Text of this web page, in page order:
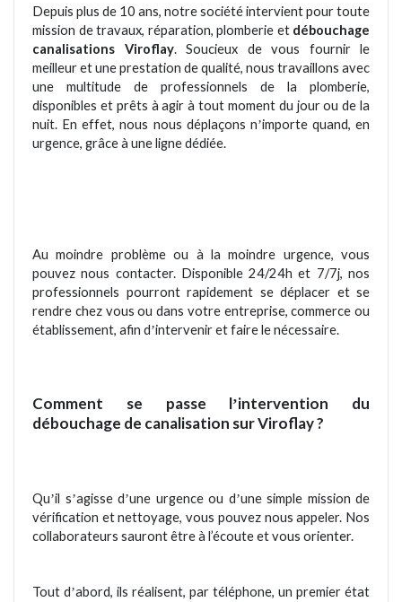
Depuis plus de 10 ans, notre sociétéintervient pour toute
mission de travaux, réparation, plomberie et débouchage
canalisations Viroflay. Soucieux de vous fournir le
meilleur et une prestation de qualité, nous travaillons avec
une multitude de professionnels de la plomberie,
disponibles et prêts à agirà tout moment du jour ou de la
nuit. En effet, nous nous déplaçons n’importe quand, en
urgence, grâce à une ligne dédiée.
Au moindre problème ou à la moindre urgence, vous
pouvez nous contacter. Disponible24/24h et 7/7j, nos
professionnels pourront rapidement se déplacer et se
rendre chez vous ou dans votre entreprise, commerce ou
établissement, afin d’intervenir etfaire le nécessaire.
Comment se passe l’intervention du
débouchage de canalisation surViroflay?
Qu’il s’agisse d’une urgence ou d’une simple mission de
vérification et nettoyage, vous pouvez nous appeler. Nos
collaborateurs sauront être à l’écoute et vous orienter.
Tout d’abord, ils réalisent, par téléphone, un premier état